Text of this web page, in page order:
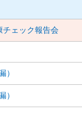
チェック報告会
）
）